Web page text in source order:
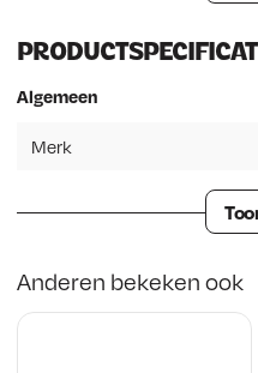
Algemeen
Merk
Anderen bekeken ook